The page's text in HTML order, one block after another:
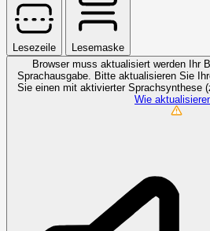
Lesezeile
Lesemaske
Browser muss aktualisiert werden
Ihr
Sprachausgabe. Bitte aktualisieren Sie
Sie einen mit aktivierter Sprachsynthese
Wie